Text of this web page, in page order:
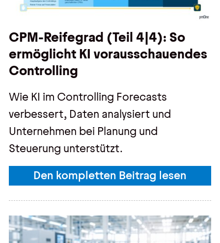
CPM-Reifegrad (Teil 4|4): So
ermöglicht KI vorausschauendes
Controlling
Wie KI im Controlling Forecasts
verbessert, Daten analysiert und
Unternehmen bei Planung und
Steuerung unterstützt.
Den kompletten Beitrag lesen